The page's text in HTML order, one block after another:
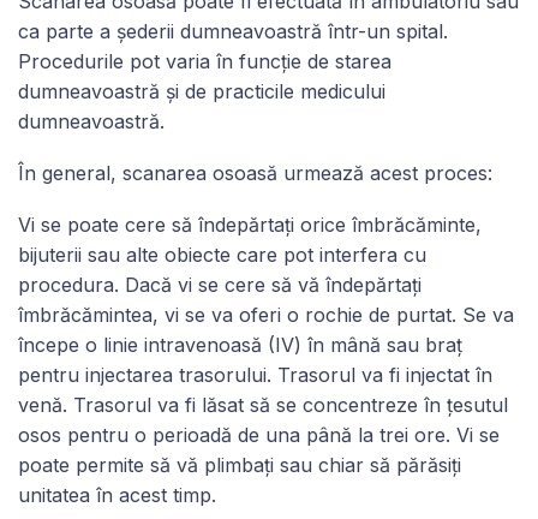
ca parte a șederii dumneavoastră într-un spital.
Procedurile pot varia în funcție de starea
dumneavoastră și de practicile medicului
dumneavoastră.
În general, scanarea osoasă urmează acest proces:
Vi se poate cere să îndepărtați orice îmbrăcăminte,
bijuterii sau alte obiecte care pot interfera cu
procedura. Dacă vi se cere să vă îndepărtați
îmbrăcămintea, vi se va oferi o rochie de purtat. Se va
începe o linie intravenoasă (IV) în mână sau braț
pentru injectarea trasorului. Trasorul va fi injectat în
venă. Trasorul va fi lăsat să se concentreze în țesutul
osos pentru o perioadă de una până la trei ore. Vi se
poate permite să vă plimbați sau chiar să părăsiți
unitatea în acest timp.